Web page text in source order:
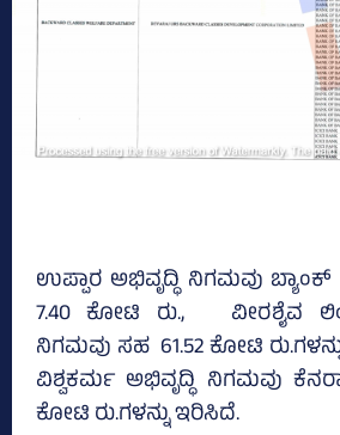
ಉಪ್ಪಾರ ಅಭಿವೃದ್ಧಿ ನಿಗಮವು
7.40 ಕೋಟಿ ರು., ವೀರಶೈವ
ನಿಗಮವು ಸಹ 61.52 ಕೋಟಿ
ವಿಶ್ವಕರ್ಮ ಅಭಿವೃದ್ಧಿ ನಿಗಮವು ಕೆನರಾ
ಕೋಟಿ ರು.ಗಳನ್ನು ಇರಿಸಿದೆ.